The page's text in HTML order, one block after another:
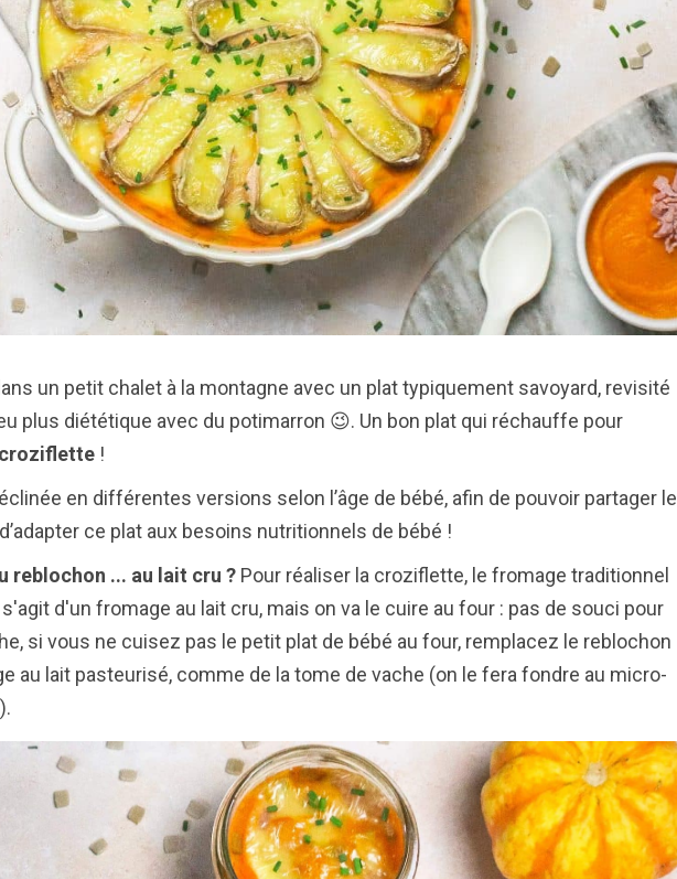
un petit chalet à la montagne avec un plat typiquement savoyard, revisité
plus diététique avec du potimarron 😉. Un bon plat qui réchauffe pour
croziflette!
en différentes versions selon l’âge de bébé, afin de pouvoir partager le
ce plat aux besoins nutritionnels de bébé !
reblochon ... au lait cru ? Pour réaliser la croziflette, le fromage traditionnel
d'un fromage au lait cru, mais on va le cuire au four : pas de souci pour
si vous ne cuisez pas le petit plat de bébé au four, remplacez le reblochon
au lait pasteurisé, comme de la tome de vache (on le fera fondre au micro-